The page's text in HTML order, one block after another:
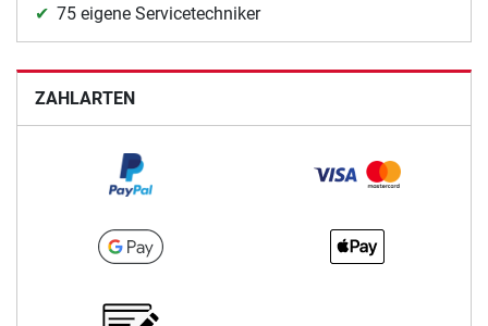
75 eigene Servicetechniker
ZAHLARTEN